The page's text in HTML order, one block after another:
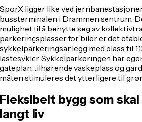
SporX ligger like ved
bussterminalen i Drammen sentrum.
mulighet til å benytte seg av
parkeringsplasser for biler er det
sykkelparkeringsanlegg med plass til
lastesykler. Sykkelparkeringen har
gateplan, tilhørende vaskeplass og
måten stimuleres det ytterligere til
Fleksibelt bygg som skal
langt liv